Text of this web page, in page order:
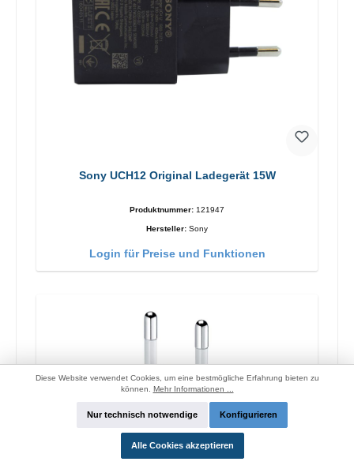
Sony UCH12 Original Ladegerät 15W
Produktnummer: 121947
Hersteller: Sony
Login für Preise und Funktionen
Diese Website verwendet Cookies, um eine bestmögliche Erfahrung bieten zu
können. Mehr Informationen ...
Nur technisch notwendige Konfigurieren
Alle Cookies akzeptieren